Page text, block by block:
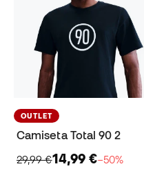
OUTLET
Camiseta Total 90 2
29,99 €14,99 €−50%